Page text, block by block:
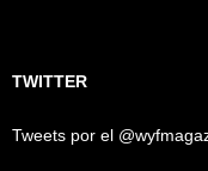
TWITTER
Tweets por el